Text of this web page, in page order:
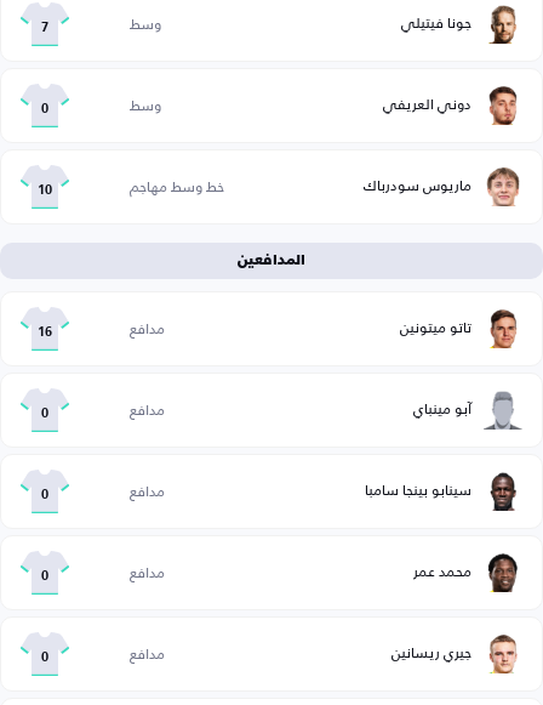
جونا فيتيلي وسط 7
دوني العريفي وسط 0
ماريوس سودرباك خط وسط مهاجم 10
المدافعين
تاتو ميتونين مدافع 16
آبو مينباي مدافع 0
سينابو بينجا سامبا مدافع 0
محمد عمر مدافع 0
جيري ريسانين مدافع 0